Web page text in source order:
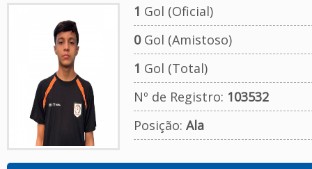
1 Gol (Oficial)
0Gol (Amistoso)
1 Gol (Total)
Nº de Registro: 103532
Posição: Ala